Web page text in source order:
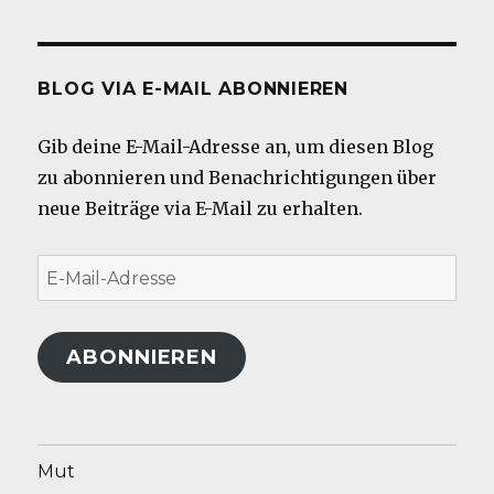
BLOG VIA E-MAIL ABONNIEREN
Gib deine E-Mail-Adresse an, um diesen Blog
zu abonnieren und Benachrichtigungen über
neue Beiträge via E-Mail zu erhalten.
E-
Mail-
Adresse
ABONNIEREN
Mut